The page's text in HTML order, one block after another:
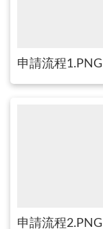
申請流程1.PNG
申請流程2.PNG